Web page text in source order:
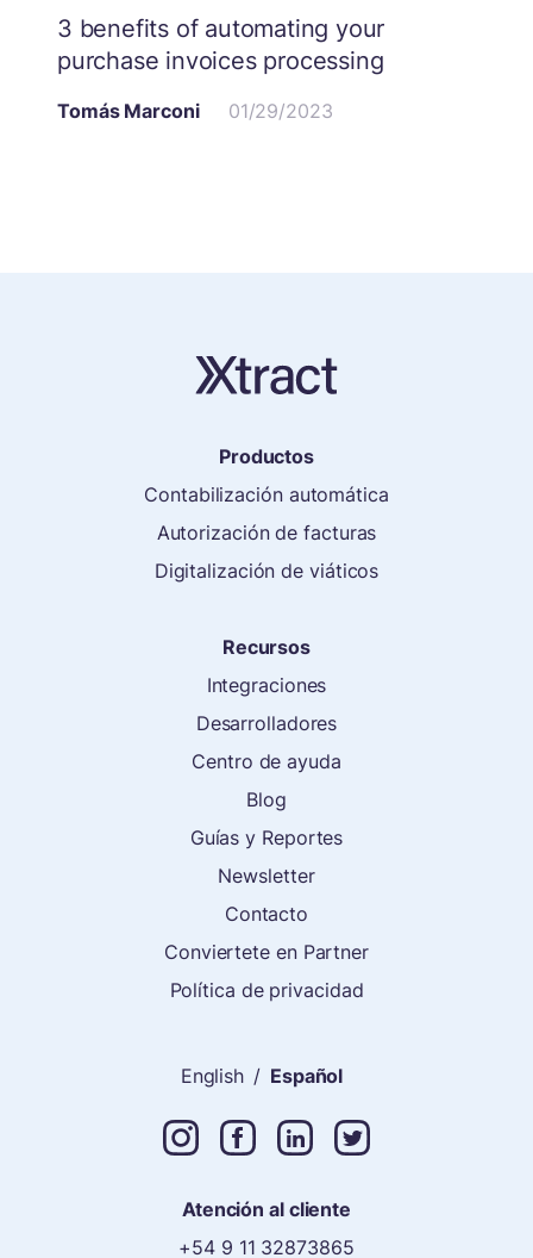
3 benefits of automating your
purchase invoices processing
Tomás Marconi 01/29/2023
Productos
Contabilización automática
Autorización de facturas
Digitalización de viáticos
Recursos
Integraciones
Desarrolladores
Centro de ayuda
Blog
Guías y Reportes
Newsletter
Contacto
Conviertete en Partner
Política de privacidad
English / Español
Atención al cliente
+54 9 11 32873865